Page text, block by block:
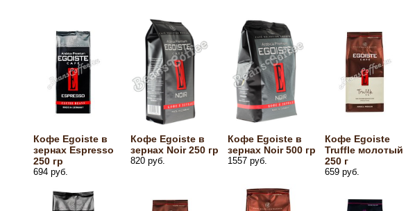
Кофе Egoiste в
зернах Espresso
250 гр
694 руб.
Кофе Egoiste в
зернах Noir 250 гр
820 руб.
Кофе Egoiste в
зернах Noir 500 гр
1557 руб.
Кофе Egoiste
Truffle молотый
250 г
659 руб.